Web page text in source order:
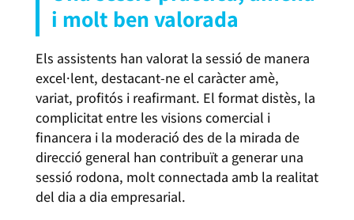
i molt ben valorada
Els assistents han valorat la sessió de manera
excel·lent, destacant-ne el caràcter amè,
variat, profitós i reafirmant. El format distès, la
complicitat entre les visions comercial i
financera i la moderació des de la mirada de
direcció general han contribuït a generar una
sessió rodona, molt connectada amb la realitat
del dia a dia empresarial.